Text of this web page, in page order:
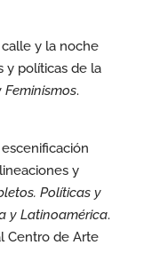
calle y la noche
y políticas de la
.
y
Políticas y
y Latinoamérica.
Centro de Arte